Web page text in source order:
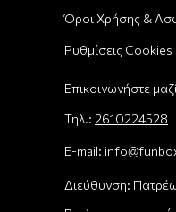
Όροι Χρήσης &
Ρυθμίσεις Cookies
Επικοινωνήστε
Τηλ.: 2610224528
E-mail:
Διεύθυνση: